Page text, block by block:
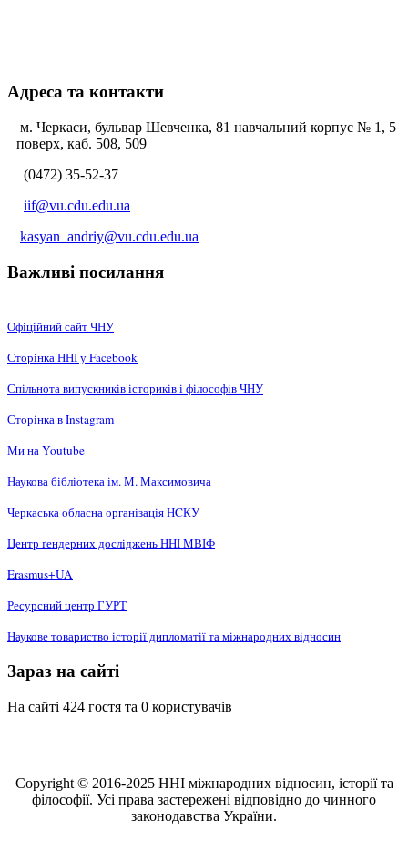
Адреса та контакти
м. Черкаси, бульвар Шевченка, 81 навчальний корпус № 1, 5
поверх, каб. 508, 509
(0472) 35-52-37
iif@vu.cdu.edu.ua
kasyan_andriy@vu.cdu.edu.ua
Важливі посилання
Офіційний сайт ЧНУ
Сторінка ННІ у Facebook
Спільнота випускників істориків і філософів ЧНУ
Сторінка в Instagram
Ми на Youtube
Наукова бібліотека ім. М. Максимовича
Черкаська обласна організація НCКУ
Центр ґендерних досліджень ННІ МВІФ
Erasmus+UA
Ресурсний центр ГУРТ
Наукове товариство історії дипломатії та міжнародних відносин
Зараз на сайті
На сайті 424 гостя та 0 користувачів
Copyright © 2016-2025 ННІ міжнародних відносин, історії та
філософії. Усі права застережені відповідно до чинного
законодавства України.